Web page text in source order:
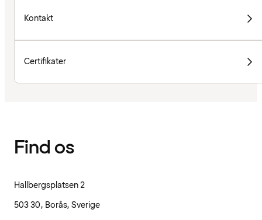
Kontakt
Certifikater
Find os
Hallbergsplatsen 2
503 30, Borås, Sverige